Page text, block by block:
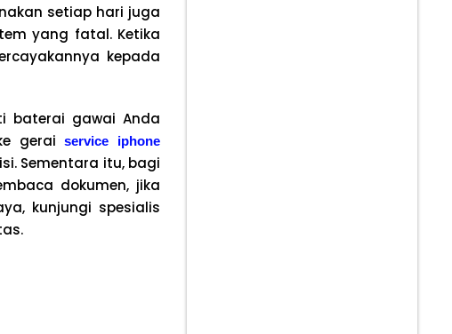
setiap hari juga
yang fatal. Ketika
kepada
baterai gawai Anda
geraiservice iphone
Sementara itu, bagi
dokumen, jika
kunjungi spesialis